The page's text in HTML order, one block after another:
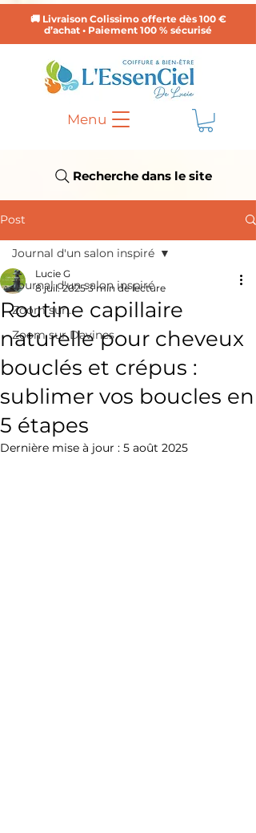
Menu
🚚 Livraison Colissimo offerte dès 100 €
d’achat • Paiement 100 % sécurisé
Recherche dans le site
Post
Journal d'un salon inspiré
Zoom sur...
Zoom sur Davines
Journal d'un salon inspiré
Routine capillaire
naturelle pour cheveux
bouclés et crépus :
sublimer vos boucles en
5 étapes
Lucie G
8 juil. 2025 3 min de lecture
Dernière mise à jour : 5 août 2025